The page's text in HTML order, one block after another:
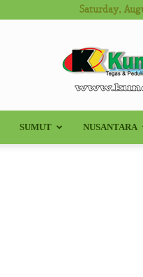
Saturday,
SUMUT NUSANTARA